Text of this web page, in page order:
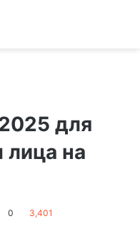
для
на
0 3,401